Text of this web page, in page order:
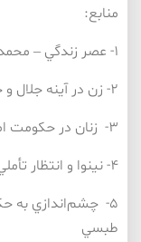
منابع:
۱- عصر زندگي – محمد حكيمي
۲- زن در آينه جلال و جمال – جوادي آملي
۳- زنان در حكومت امام زمان (ع) – محمد جواد طبسي
۴- نينوا و انتظار تأملي نو – جمعي از محققين
۵- چشم‌اندازي
طبسي